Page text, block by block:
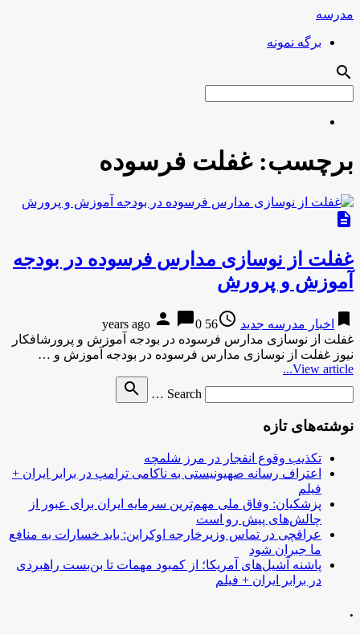
مدرسه
برگه نمونه
search
برچسب:غفلت فرسوده
description
غفلت از نوسازی مدارس فرسوده در بودجه
آموزش و پرورش
bookmark اخبار مدرسه جدید access_time
56 years ago
person chat_bubble0
غفلت از نوسازی مدارس فرسوده در بودجه آموزش و پرورشافکار
نیوز غفلت از نوسازی مدارس فرسوده در بودجه آموزش و …
View article...
Search …
search
نوشته‌های تازه
تکذیب وقوع انفجار در مرز شلمچه
اعتراف رسانه صهیونیستی به ناکامی ترامپ در برابر ایران +
فیلم
پزشکیان: وفاق ملی مهم‌ترین سرمایه ایران برای عبور از
چالش‌های پیش رو است
عراقچی در تماس وزیرخارجه اوکراین: باید خسارات به منافع
ما جبران شود
پاشنه آشیل‌های آمریکا؛ از کمبود مهمات تا بن‌بست راهبردی
در برابر ایران + فیلم
.